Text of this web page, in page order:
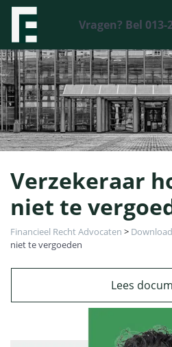
Vragen? Bel 013-
Verzekeraar
niet te
Financieel Recht Advocaten >
niet te vergoeden
Lees